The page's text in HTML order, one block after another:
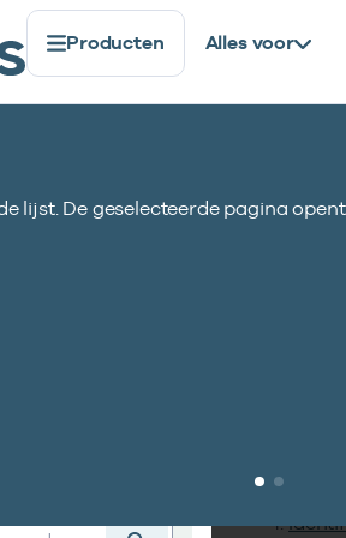
Producten Alles voor
VEK1
lijst. De geselecteerde pagina